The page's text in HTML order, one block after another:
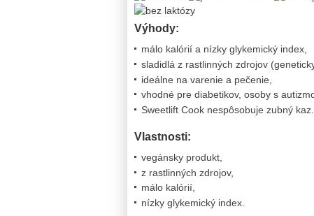
Výhody:
málo kalórií a nízky glykemický index,
sladidlá z rastlinných zdrojov
ideálne na varenie a pečenie,
vhodné pre diabetikov, osoby s
Sweetlift Cook nespôsobuje zubný kaz.
Vlastnosti:
vegánsky produkt,
z rastlinných zdrojov,
málo kalórií,
nízky glykemický index.